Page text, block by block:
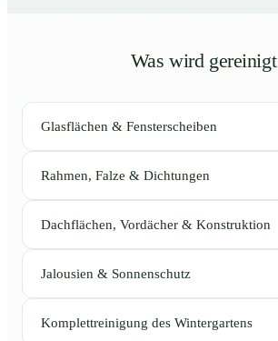
Was wird gereinigt
Glasflächen & Fensterscheiben
Rahmen, Falze & Dichtungen
Dachflächen, Vordächer & Konstruktion
Jalousien & Sonnenschutz
Komplettreinigung des Wintergartens